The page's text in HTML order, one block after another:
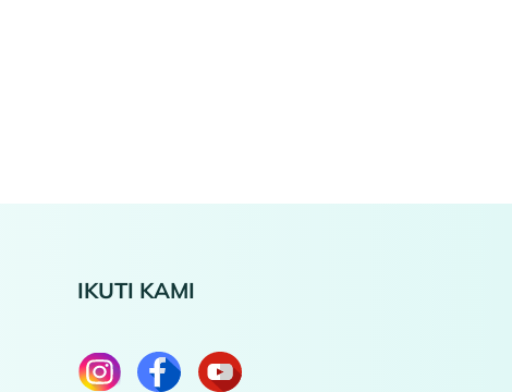
IKUTI KAMI